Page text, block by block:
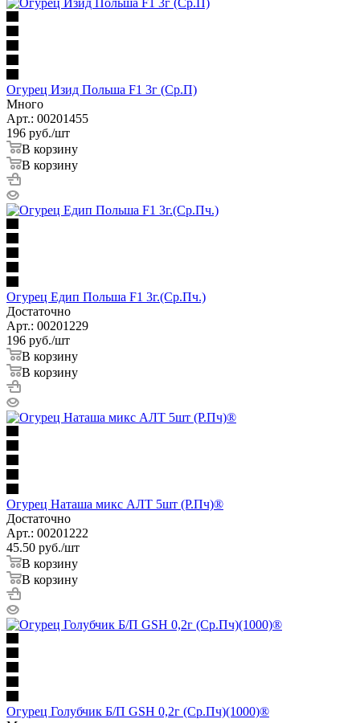
Огурец Изид Польша F1 3г (Ср.П)
Много
Арт.: 00201455
196 руб./шт
В корзину
В корзину
Огурец Едип Польша F1 3г.(Ср.Пч.)
Достаточно
Арт.: 00201229
196 руб./шт
В корзину
В корзину
Огурец Наташа микс АЛТ 5шт (Р.Пч)®
Достаточно
Арт.: 00201222
45.50 руб./шт
В корзину
В корзину
Огурец Голубчик Б/П GSH 0,2г (Ср.Пч)(1000)®